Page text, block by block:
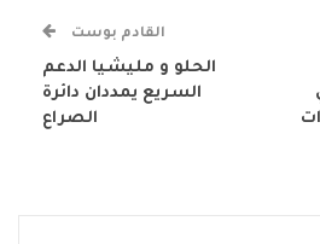
القادم بوست
الحلو و مليشيا الدعم
السريع يمددان دائرة
الصراع